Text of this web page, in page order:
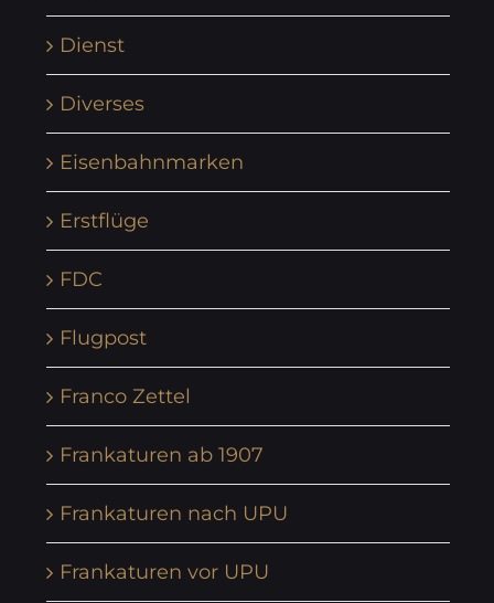
Dienst
Diverses
Eisenbahnmarken
Erstflüge
FDC
Flugpost
Franco Zettel
Frankaturen ab 1907
Frankaturen nach UPU
Frankaturen vor UPU